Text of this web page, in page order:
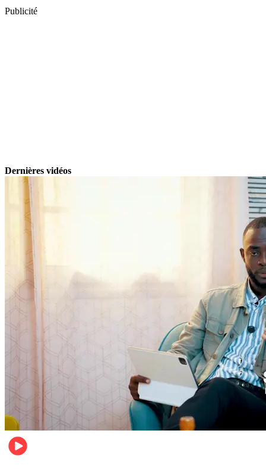
Publicité
Dernières vidéos